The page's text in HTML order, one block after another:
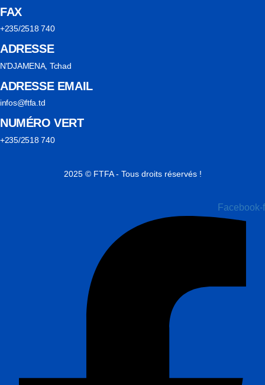
FAX
+235/2518 740
ADRESSE
N'DJAMENA, Tchad
ADRESSE EMAIL
infos@ftfa.td
NUMÉRO VERT
+235/2518 740
2025 © FTFA - Tous droits réservés !
Facebook-f